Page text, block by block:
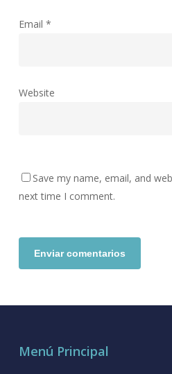
Email *
Website
Save my name, email, and
next time I comment.
Menú Principal